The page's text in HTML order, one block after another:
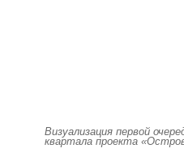
Визуализация первой
квартала проекта